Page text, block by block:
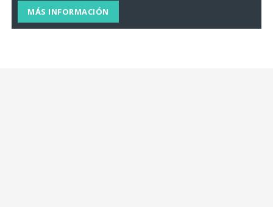
MÁS INFORMACIÓN